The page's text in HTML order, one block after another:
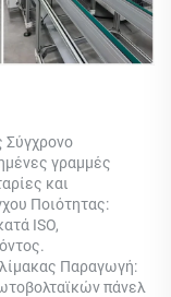
Σύγχρονο
γραμμές
και
Ποιότητας:
ISO,
Παραγωγή:
πάνελ